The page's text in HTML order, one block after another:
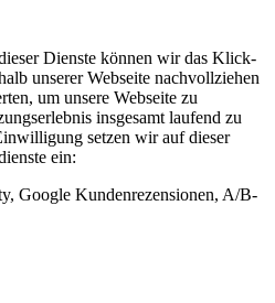
Dienste können wir das Klick-
unserer Webseite nachvollziehen
um unsere Webseite zu
insgesamt laufend zu
setzen wir auf dieser
ein:
Google Kundenrezensionen, A/B-